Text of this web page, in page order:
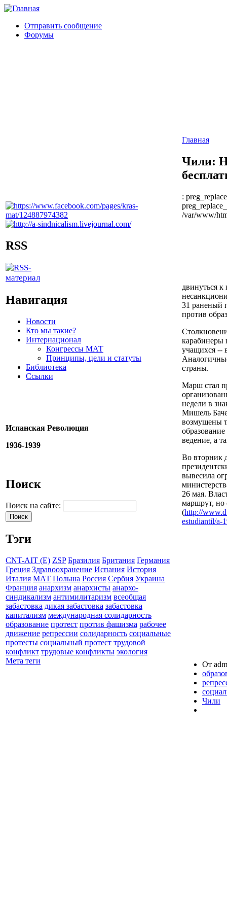
Отправить сообщение
Форумы
RSS
Навигация
Новости
Кто мы такие?
Интернационал
Конгрессы МАТ
Принципы, цели и статуты
Библиотека
Ссылки
Испанская Революция
1936-1939
Поиск
Поиск на сайте:
Тэги
CNT-AIT (E) ZSP Бразилия Британия Германия
Греция Здравоохранение Испания История
Италия МАТ Польша Россия Сербия Украина
Франция анархизм анархисты анархо-
синдикализм антимилитаризм всеобщая
забастовка дикая забастовка забастовка
капитализм международная солидарность
образование протест против фашизма рабочее
движение репрессии солидарность социальные
протесты социальный протест трудовой
конфликт трудовые конфликты экология
Мета теги
Главная
Чили:
:
/var/www/
двинуться к
31 раненый
против
карабинеры
учащихся --
страны.
Марш стал
недели в
Мишель
возмущены
ведение, а
Во вторник
вывесила
26 мая.
маршрут, но
(http://
estudiantil/a-
От
Чили